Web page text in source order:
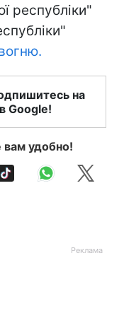
республіки"
на
Google!
вам удобно!